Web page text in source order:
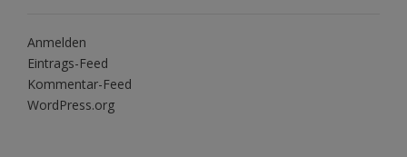
Anmelden
Eintrags-Feed
Kommentar-Feed
WordPress.org